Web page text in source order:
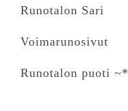
Runotalon Sari
Voimarunosivut
Runotalon puoti ~*